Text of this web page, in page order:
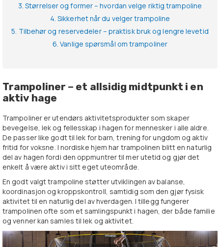
3. Størrelser og former – hvordan velge riktig trampoline
4. Sikkerhet når du velger trampoline
5. Tilbehør og reservedeler – praktisk bruk og lengre levetid
6. Vanlige spørsmål om trampoliner
Trampoliner – et allsidig midtpunkt i en
aktiv hage
Trampoliner er utendørs aktivitetsprodukter som skaper
bevegelse, lek og fellesskap i hagen for mennesker i alle aldre.
De passer like godt til lek for barn, trening for ungdom og aktiv
fritid for voksne. I nordiske hjem har trampolinen blitt en naturlig
del av hagen fordi den oppmuntrer til mer utetid og gjør det
enkelt å være aktiv i sitt eget uteområde.
En godt valgt trampoline støtter utviklingen av balanse,
koordinasjon og kroppskontroll, samtidig som den gjør fysisk
aktivitet til en naturlig del av hverdagen. I tillegg fungerer
trampolinen ofte som et samlingspunkt i hagen, der både familie
og venner kan samles til lek og aktivitet.